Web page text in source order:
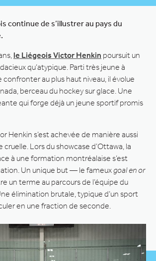
continue de s’illustrer au pays du
le Liégeois Victor Henkin poursuit un
qu’atypique. Parti très jeune à
confronter au plus haut niveau, il évolue
berceau du hockey sur glace. Une
qui forge déjà un jeune sportif promis
Henkin s’est achevée de manière aussi
Lors du showcase d’Ottawa, la
à une formation montréalaise s’est
Un unique but — le fameuxgoal en or
un terme au parcours de l’équipe du
élimination brutale, typique d’un sport
en une fraction de seconde.